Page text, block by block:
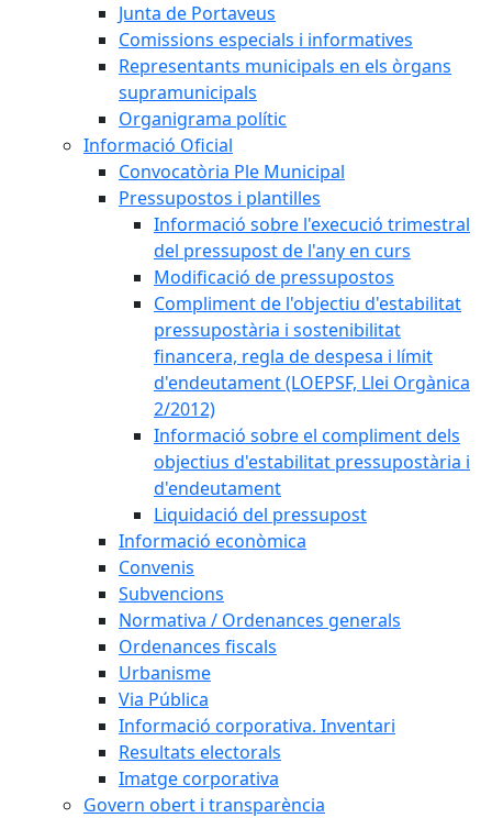
Junta de Portaveus
Comissions especials i informatives
Representants municipals en els òrgans
supramunicipals
Organigrama polític
Informació Oficial
Convocatòria Ple Municipal
Pressupostos i plantilles
Informació sobre l'execució trimestral
del pressupost de l'any en curs
Modificació de pressupostos
Compliment de l'objectiu d'estabilitat
pressupostària i sostenibilitat
financera, regla de despesa i límit
d'endeutament (LOEPSF, Llei Orgànica
2/2012)
Informació sobre el compliment dels
objectius d'estabilitat pressupostària i
d'endeutament
Liquidació del pressupost
Informació econòmica
Convenis
Subvencions
Normativa / Ordenances generals
Ordenances fiscals
Urbanisme
Via Pública
Informació corporativa. Inventari
Resultats electorals
Imatge corporativa
Govern obert i transparència